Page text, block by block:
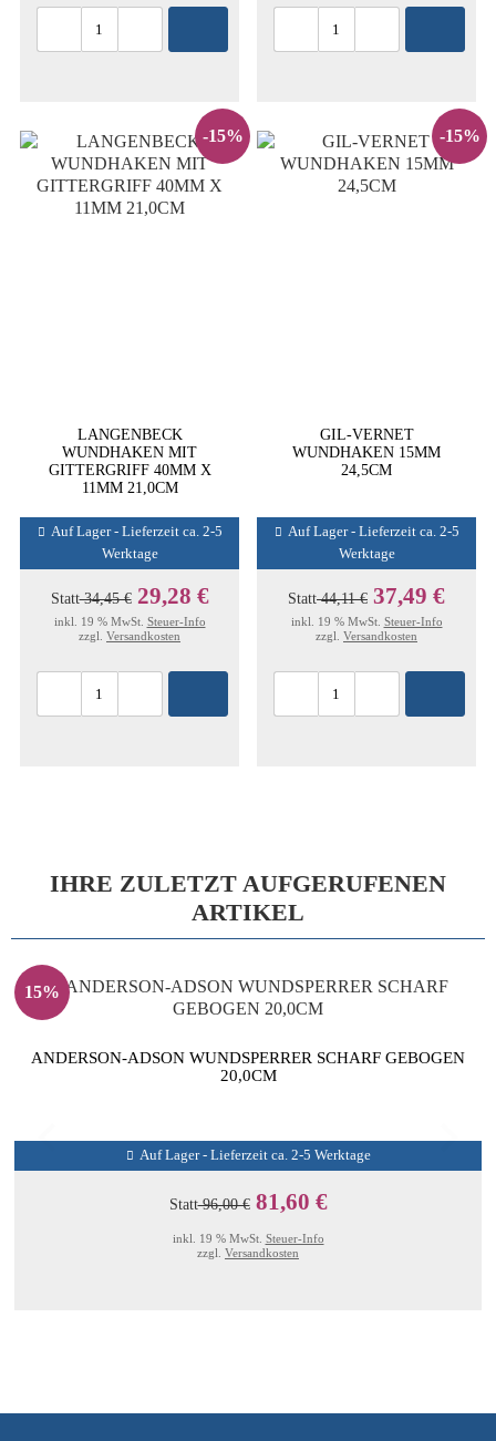
-15%
LANGENBECK
WUNDHAKEN MIT
GITTERGRIFF 40MM X
11MM 21,0CM
Auf Lager - Lieferzeit ca. 2-5
Werktage
Statt34,45 € 29,28 €
inkl. 19 % MwSt. Steuer-Info
zzgl. Versandkosten
-15%
GIL-VERNET
WUNDHAKEN 15MM
24,5CM
Auf Lager - Lieferzeit ca. 2-5
Werktage
Statt44,11 € 37,49 €
inkl. 19 % MwSt. Steuer-Info
zzgl. Versandkosten
IHRE ZULETZT AUFGERUFENEN
ARTIKEL
15%
ANDERSON-ADSON WUNDSPERRER SCHARF GEBOGEN
20,0CM
Auf Lager - Lieferzeit ca. 2-5 Werktage
Statt96,00 € 81,60 €
inkl. 19 % MwSt. Steuer-Info
zzgl. Versandkosten